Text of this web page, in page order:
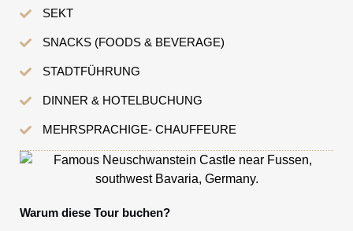
SEKT
SNACKS (FOODS & BEVERAGE)
STADTFÜHRUNG
DINNER & HOTELBUCHUNG
MEHRSPRACHIGE- CHAUFFEURE
Warum diese Tour buchen?